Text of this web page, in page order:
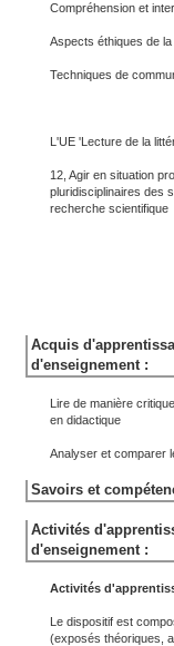
Compréhension et
Aspects éthiques de
Techniques de
L'UE 'Lecture de la
12, Agir en situation
pluridisciplinaires des
recherche scientifique
Acquis
d'enseignement :
Lire de manière
en didactique
Analyser et comparer
Savoirs et
Activités
d'enseignement :
Activités
Le dispositif est
(exposés théoriques,